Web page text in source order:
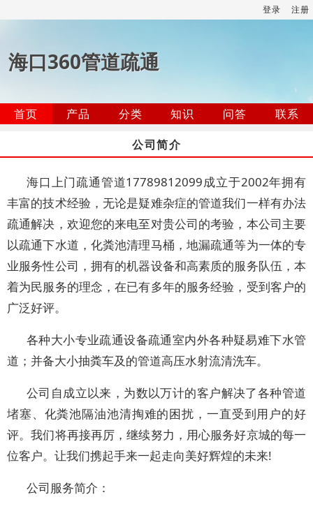
登录 注册
海口360管道疏通
首页 产品 分类 知识 问答
联系
公司简介
海口上门疏通管道17789812099成立于2002年拥有
丰富的技术经验，无论是疑难杂症的管道我们一样有办法
疏通解决，欢迎您的来电至对贵公司的考验，本公司主要
以疏通下水道，化粪池清理马桶，地漏疏通等为一体的专
业服务性公司，拥有的机器设备和高素质的服务队伍，本
着为民服务的理念，在已有多年的服务经验，受到客户的
广泛好评。
各种大小专业疏通设备疏通室内外各种疑易难下水管
道；并备大小抽粪车及的管道高压水射流清洗车。
公司自成立以来，为数以万计的客户解决了各种管道
堵塞、化粪池隔油池清掏难的困扰，一直受到用户的好
评。我们将再接再厉，继续努力，用心服务好京城的每一
位客户。让我们携起手来一起走向美好辉煌的未来!
公司服务简介：